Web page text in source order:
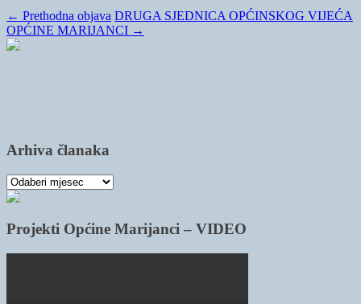
← Prethodna objava DRUGA SJEDNICA OPĆINSKOG VIJEĆA
OPĆINE MARIJANCI →
Arhiva članaka
Arhiva
članaka
Projekti Općine Marijanci – VIDEO